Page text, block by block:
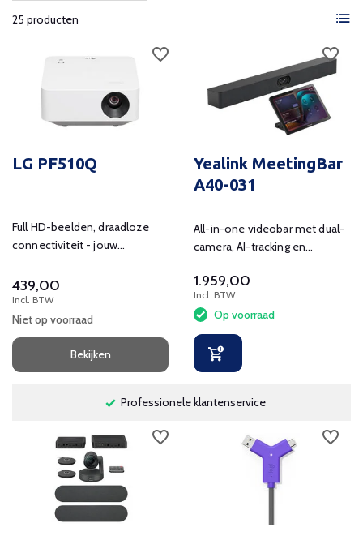
25 producten
LG PF510Q
Full HD-beelden, draadloze
connectiviteit - jouw
439,00
Incl. BTW
Niet op voorraad
Bekijken
Yealink MeetingBar
A40-031
All-in-one videobar met dual-
camera, AI-tracking en
1.959,00
Incl. BTW
Op voorraad
Professionele klantenservice